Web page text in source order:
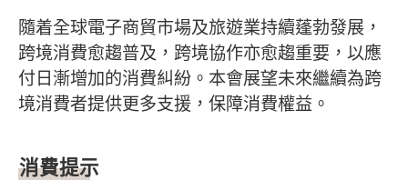
隨着全球電子商貿市場及旅遊業持續蓬勃發展，
跨境消費愈趨普及，跨境協作亦愈趨重要，以應
付日漸增加的消費糾紛。本會展望未來繼續為跨
境消費者提供更多支援，保障消費權益。
消費提示